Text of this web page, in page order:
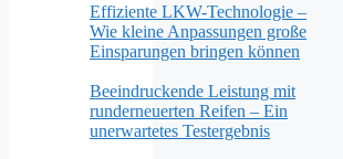
Effiziente LKW-Technologie –
Wie kleine Anpassungen große
Einsparungen bringen können
Beeindruckende Leistung mit
runderneuerten Reifen – Ein
unerwartetes Testergebnis